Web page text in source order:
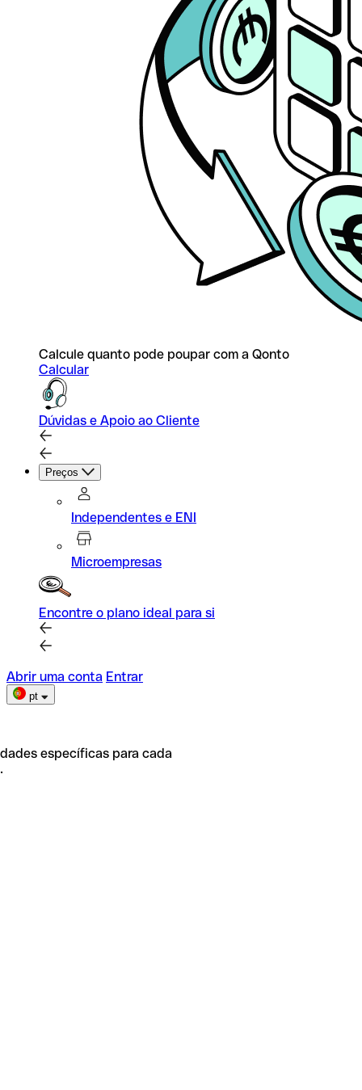
Calcule quanto pode poupar com a Qonto
Calcular
Dúvidas e Apoio ao Cliente
Preços
Independentes e ENI
Microempresas
Encontre o plano ideal para si
Abrir uma conta Entrar
pt
específicas para cada